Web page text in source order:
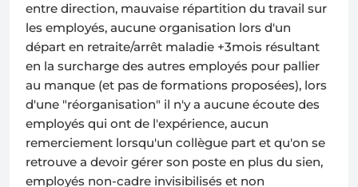
entre direction, mauvaise répartition du travail sur
les employés, aucune organisation lors d'un
départ en retraite/arrêt maladie +3mois résultant
en la surcharge des autres employés pour pallier
au manque (et pas de formations proposées), lors
d'une "réorganisation" il n'y a aucune écoute des
employés qui ont de l'expérience, aucun
remerciement lorsqu'un collègue part et qu'on se
retrouve a devoir gérer son poste en plus du sien,
employés non-cadre invisibilisés et non